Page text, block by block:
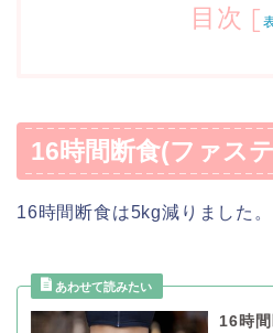
目次 [
16時間断食(ファス
16時間断食は5kg減りました。
16時